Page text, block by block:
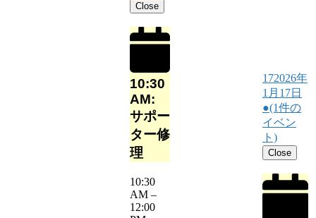
Close
10:30
AM:
サポー
ター修
理
10:30
AM –
12:00
172026年
1月17日
●(1件の
イベン
ト)
Close